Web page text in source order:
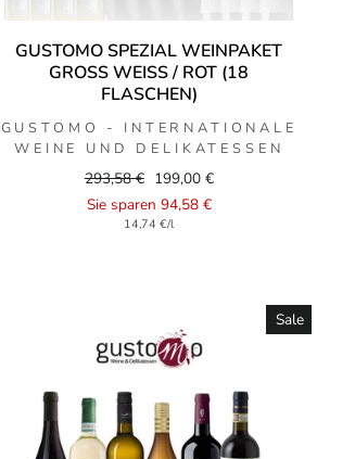
GUSTOMO SPEZIAL WEINPAKET
GROSS WEISS / ROT (18 F
LASCHEN)
GUSTOMO - INTERNATIONALE
WEINE UND DELIKATESSEN
Regular
price
293,58 € Sale
price
199,00 €
Sie sparen 94,58 €
14,74 €/l
Sale